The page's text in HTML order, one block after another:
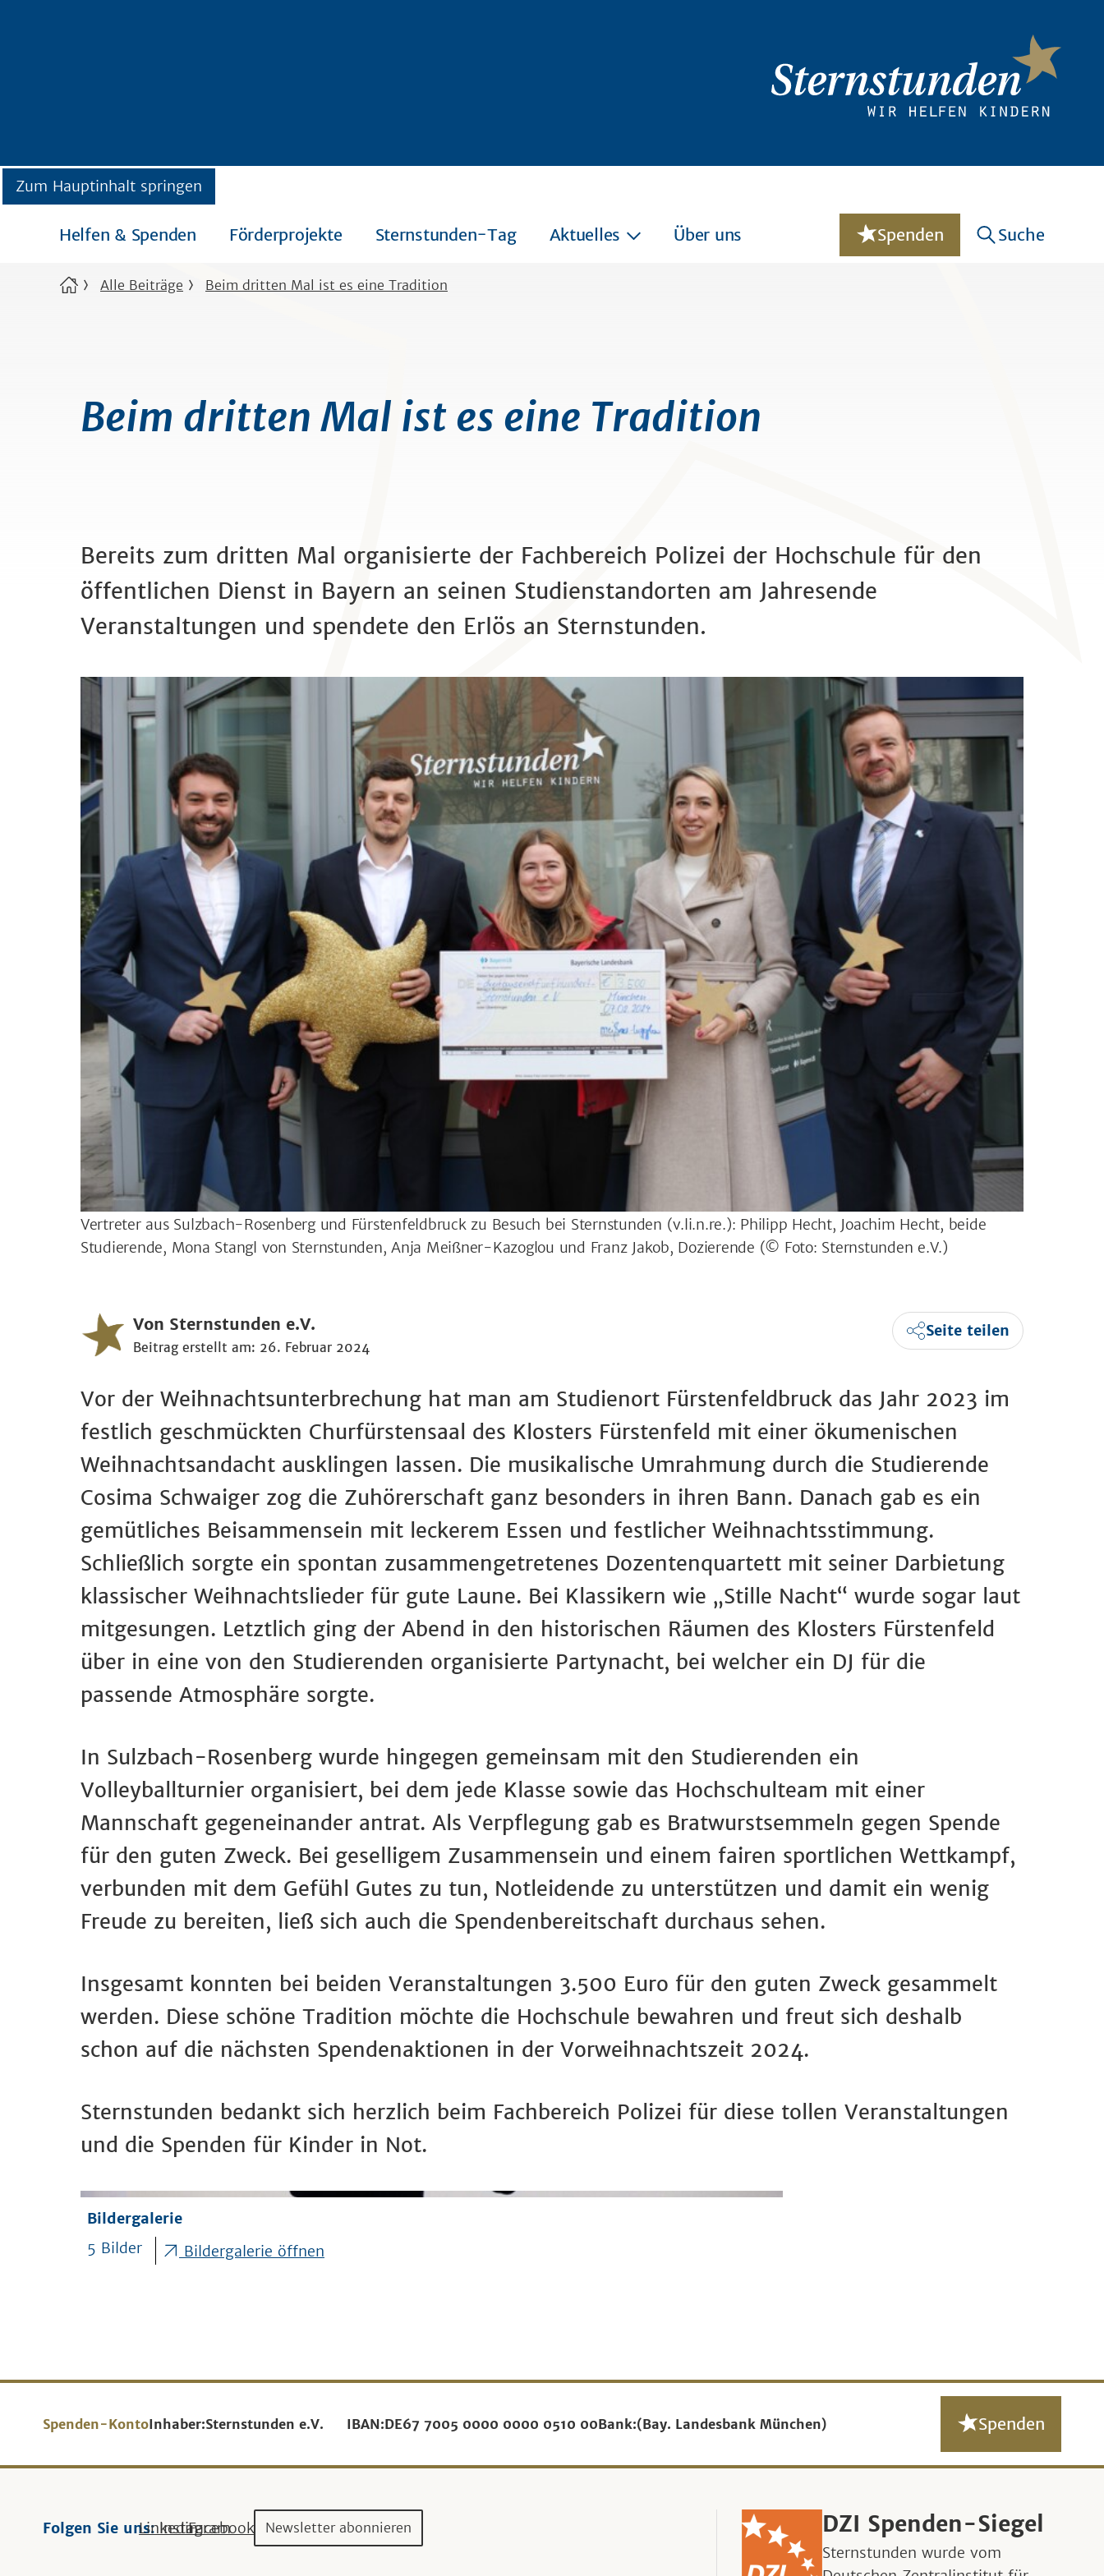
Zum Hauptinhalt springen
Helfen & Spenden Förderprojekte Sternstunden-Tag Aktuelles Über uns Spenden Suche
Alle Beiträge Beim dritten Mal ist es eine Tradition
Beim dritten Mal ist es eine Tradition
Bereits zum dritten Mal organisierte der Fachbereich Polizei der Hochschule für den
öffentlichen Dienst in Bayern an seinen Studienstandorten am Jahresende
Veranstaltungen und spendete den Erlös an Sternstunden.
Vertreter aus Sulzbach-Rosenberg und Fürstenfeldbruck zu Besuch bei Sternstunden (v.li.n.re.): Philipp Hecht, Joachim Hecht, beide
Studierende, Mona Stangl von Sternstunden, Anja Meißner-Kazoglou und Franz Jakob, Dozierende (© Foto: Sternstunden e.V.)
Von Sternstunden e.V.
Beitrag erstellt am: 26. Februar 2024
Seite teilen
Vor der Weihnachtsunterbrechung hat man am Studienort Fürstenfeldbruck das Jahr 2023 im
festlich geschmückten Churfürstensaal des Klosters Fürstenfeld mit einer ökumenischen
Weihnachtsandacht ausklingen lassen. Die musikalische Umrahmung durch die Studierende
Cosima Schwaiger zog die Zuhörerschaft ganz besonders in ihren Bann. Danach gab es ein
gemütliches Beisammensein mit leckerem Essen und festlicher Weihnachtsstimmung.
Schließlich sorgte ein spontan zusammengetretenes Dozentenquartett mit seiner Darbietung
klassischer Weihnachtslieder für gute Laune. Bei Klassikern wie „Stille Nacht“ wurde sogar laut
mitgesungen. Letztlich ging der Abend in den historischen Räumen des Klosters Fürstenfeld
über in eine von den Studierenden organisierte Partynacht, bei welcher ein DJ für die
passende Atmosphäre sorgte.
In Sulzbach-Rosenberg wurde hingegen gemeinsam mit den Studierenden ein
Volleyballturnier organisiert, bei dem jede Klasse sowie das Hochschulteam mit einer
Mannschaft gegeneinander antrat. Als Verpflegung gab es Bratwurstsemmeln gegen Spende
für den guten Zweck. Bei geselligem Zusammensein und einem fairen sportlichen Wettkampf,
verbunden mit dem Gefühl Gutes zu tun, Notleidende zu unterstützen und damit ein wenig
Freude zu bereiten, ließ sich auch die Spendenbereitschaft durchaus sehen.
Insgesamt konnten bei beiden Veranstaltungen 3.500 Euro für den guten Zweck gesammelt
werden. Diese schöne Tradition möchte die Hochschule bewahren und freut sich deshalb
schon auf die nächsten Spendenaktionen in der Vorweihnachtszeit 2024.
Sternstunden bedankt sich herzlich beim Fachbereich Polizei für diese tollen Veranstaltungen
und die Spenden für Kinder in Not.
Bildergalerie
5 Bilder
Bildergalerie öffnen
Spenden-KontoInhaber:Sternstunden e.V. IBAN:DE67 7005 0000 0000 0510 00Bank:(Bay. Landesbank München) Spenden
Folgen Sie uns:Linkedin
Instagram
Facebook Newsletter abonnieren DZI Spenden-Siegel
Sternstunden wurde vom